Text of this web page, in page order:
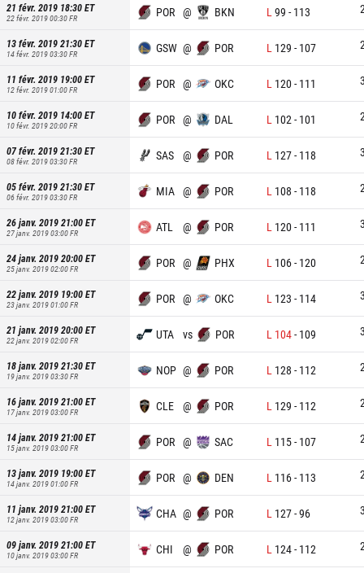
21 févr. 2019 18:30ET
22 févr. 2019 00:30FR POR @ BKN L 99 - 113
13 févr. 2019 21:30ET
14 févr. 2019 03:30FR GSW @ POR L 129 - 107
11 févr. 2019 19:00ET
12 févr. 2019 01:00FR POR @ OKC L 120- 111
10 févr. 2019 14:00ET
10 févr. 2019 20:00FR POR @ DAL L 102 - 101
07 févr. 2019 21:30ET
08 févr. 2019 03:30FR SAS @ POR L 127- 118
05 févr. 2019 21:30ET
06 févr. 2019 03:30FR MIA @ POR L 108 - 118
26 janv. 2019 21:00ET
27 janv. 2019 03:00FR ATL @ POR L 120- 111
24 janv. 2019 20:00ET
25 janv. 2019 02:00FR POR @ PHX L 106- 120
22 janv. 2019 19:00ET
23 janv. 2019 01:00FR POR @ OKC L 123 - 114
21 janv. 2019 20:00ET
22 janv. 2019 02:00FR UTA vs POR L 104- 109
18 janv. 2019 21:30ET
19 janv. 2019 03:30FR NOP @ POR L 128 - 112
16 janv. 2019 21:00ET
17 janv. 2019 03:00FR CLE @ POR L 129 - 112
14 janv. 2019 21:00ET
15 janv. 2019 03:00FR POR @ SAC L 115- 107
13 janv. 2019 19:00ET
14 janv. 2019 01:00FR POR @ DEN L 116- 113
11 janv. 2019 21:00ET
12 janv. 2019 03:00FR CHA @ POR L 127-96
09 janv. 2019 21:00ET
10 janv. 2019 03:00FR CHI @ POR L 124- 112